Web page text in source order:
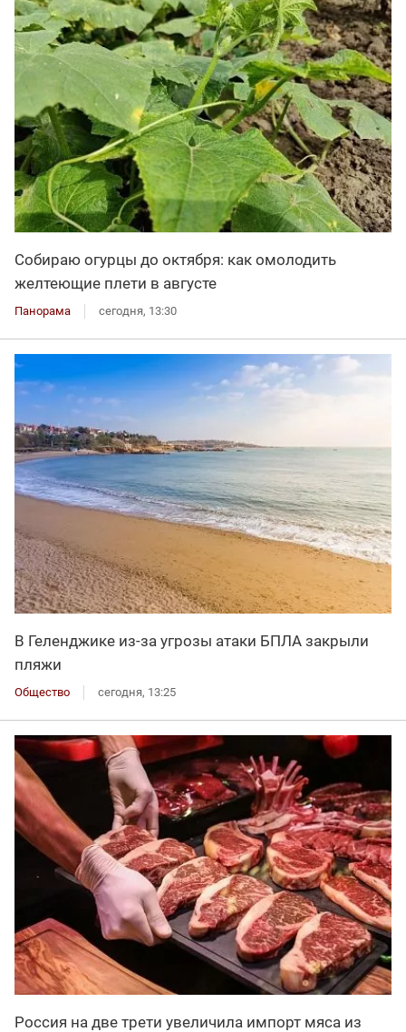
Собираю огурцы до октября: как омолодить
желтеющие плети в августе
Панорама сегодня, 13:30
В Геленджике из-за угрозы атаки БПЛА закрыли
пляжи
Общество сегодня, 13:25
Россия на две трети увеличила импорт мяса из